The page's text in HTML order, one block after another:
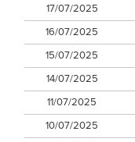
17/07/2025
16/07/2025
15/07/2025
14/07/2025
11/07/2025
10/07/2025